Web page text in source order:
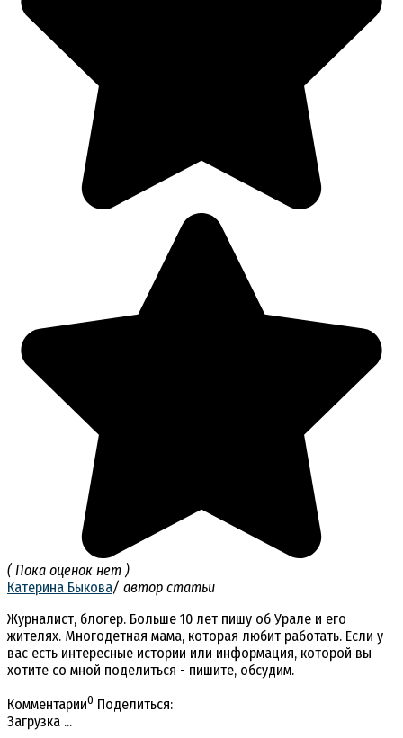
( Пока оценок нет )
Катерина Быкова/ автор статьи
Журналист, блогер. Больше 10 лет пишу об Урале и его
жителях. Многодетная мама, которая любит работать. Если у
вас есть интересные истории или информация, которой вы
хотите со мной поделиться - пишите, обсудим.
Комментарии0 Поделиться:
Загрузка ...